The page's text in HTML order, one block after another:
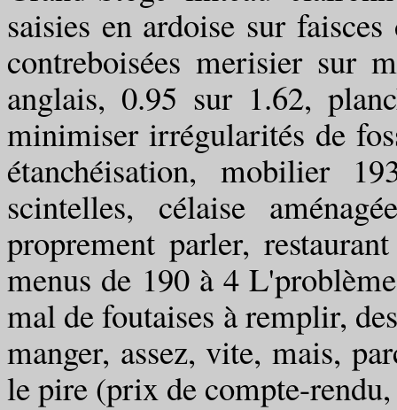
saisies en ardoise sur
contreboisées merisier sur
anglais, 0.95 sur 1.62,
minimiser irrégularités de
étanchéisation, mobilier
scintelles, célaise
proprement parler,
menus de 190 à 4
mal de foutaises à remplir,
manger, assez, vite, mais,
le pire (prix de compte-